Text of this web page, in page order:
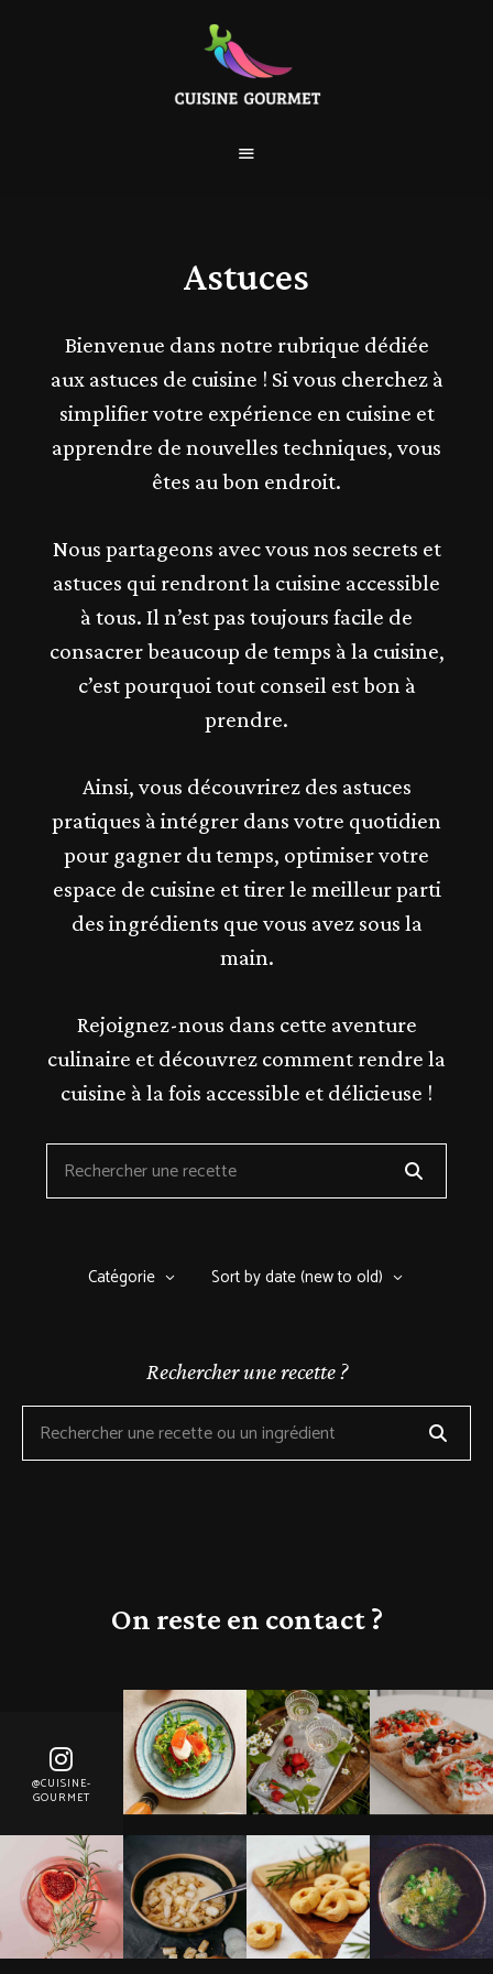
Astuces
Bienvenue dans notre rubrique dédiée
aux astuces de cuisine ! Si vous cherchez à
simplifier votre expérience en cuisine et
apprendre de nouvelles techniques, vous
êtes au bon endroit.
Nous partageons avec vous nos secrets et
astuces qui rendront la cuisine accessible
à tous. Il n’est pas toujours facile de
consacrer beaucoup de temps à la cuisine,
c’est pourquoi tout conseil est bon à
prendre.
Ainsi, vous découvrirez des astuces
pratiques à intégrer dans votre quotidien
pour gagner du temps, optimiser votre
espace de cuisine et tirer le meilleur parti
des ingrédients que vous avez sous la
main.
Rejoignez-nous dans cette aventure
culinaire et découvrez comment rendre la
cuisine à la fois accessible et délicieuse !
Catégorie Sort by date (new to old)
Rechercher une recette ?
On reste en contact ?
@CUISINE-
GOURMET